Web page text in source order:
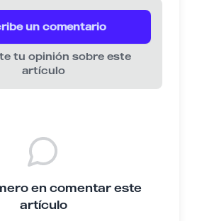
un comentario
tu opinión sobre este
artículo
en comentar este
artículo